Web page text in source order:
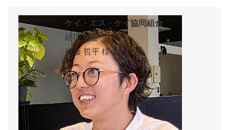
ケイ・エス・ケイ協同組合
経理主任
伊藤 哲平 様